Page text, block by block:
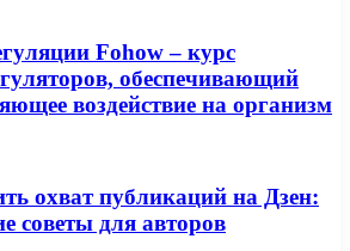
Fohow – курс
обеспечивающий
воздействие на организм
охват публикаций на Дзен:
советы для авторов